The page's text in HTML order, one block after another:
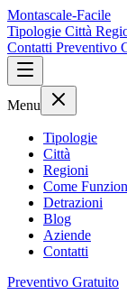
Montascale-Facile
Tipologie Città
Contatti Preventivo
Menu
Tipologie
Città
Regioni
Come
Detrazioni
Blog
Aziende
Contatti
Preventivo Gratuito